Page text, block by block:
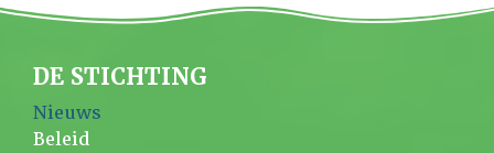
DE STICHTING
Nieuws
Beleid